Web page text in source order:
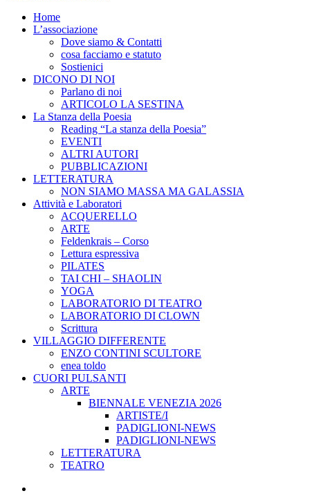
Home
L’associazione
Dove siamo & Contatti
cosa facciamo e statuto
Sostienici
DICONO DI NOI
Parlano di noi
ARTICOLO LA SESTINA
La Stanza della Poesia
Reading “La stanza della Poesia”
EVENTI
ALTRI AUTORI
PUBBLICAZIONI
LETTERATURA
NON SIAMO MASSA MA GALASSIA
Attività e Laboratori
ACQUERELLO
ARTE
Feldenkrais – Corso
Lettura espressiva
PILATES
TAI CHI – SHAOLIN
YOGA
LABORATORIO DI TEATRO
LABORATORIO DI CLOWN
Scrittura
VILLAGGIO DIFFERENTE
ENZO CONTINI SCULTORE
enea toldo
CUORI PULSANTI
ARTE
BIENNALE VENEZIA 2026
ARTISTE/I
PADIGLIONI-NEWS
PADIGLIONI-NEWS
LETTERATURA
TEATRO